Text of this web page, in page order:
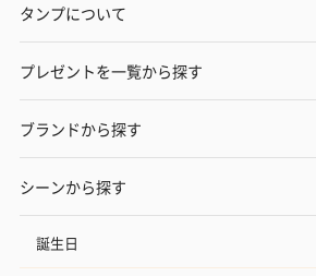
タンプについて
プレゼントを一覧から探す
ブランドから探す
シーンから探す
誕生日